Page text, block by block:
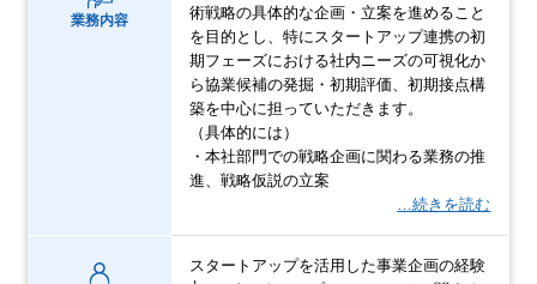
業務内容
術戦略の具体的な企画・立案を進めること
を目的とし、特にスタートアップ連携の初
期フェーズにおける社内ニーズの可視化か
ら協業候補の発掘・初期評価、初期接点構
築を中心に担っていただきます。
（具体的には）
・本社部門での戦略企画に関わる業務の推
進、戦略仮説の立案
…続きを読む
スタートアップを活用した事業企画の経験